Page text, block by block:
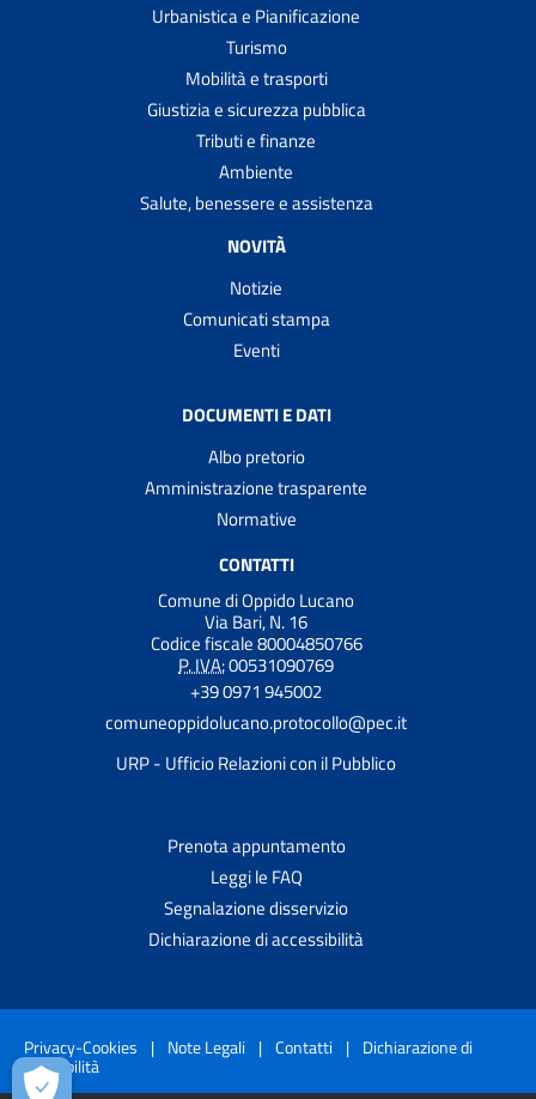
Urbanistica e Pianificazione
Turismo
Mobilità e trasporti
Giustizia e sicurezza pubblica
Tributi e finanze
Ambiente
Salute, benessere e assistenza
NOVITÀ
Notizie
Comunicati stampa
Eventi
DOCUMENTI E DATI
Albo pretorio
Amministrazione trasparente
Normative
CONTATTI
Comune di Oppido Lucano
Via Bari, N. 16
Codice fiscale 80004850766
P. IVA:00531090769
+39 0971 945002
comuneoppidolucano.protocollo@pec.it
URP - Ufficio Relazioni con il Pubblico
Prenota appuntamento
Leggi le FAQ
Segnalazione disservizio
Dichiarazione di accessibilità
Privacy-Cookies | Note Legali | Contatti | Dichiarazione di
accessibilità